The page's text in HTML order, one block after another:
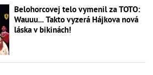
Belohorcovej telo vymenil za TOTO:
Wauuu... Takto vyzerá Hájkova nová
láska v bikinách!